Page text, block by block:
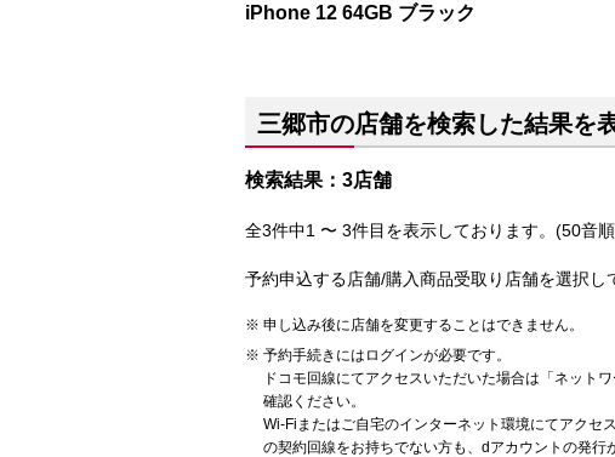
iPhone 12 64GB ブラック
三郷市の店舗を検索した結果を
検索結果：3店舗
全3件中1 〜 3件目を表示しております。(50音
予約申込する店舗/購入商品受取り店舗を選択し
申し込み後に店舗を変更することはできません。
予約手続きにはログインが必要です。
ドコモ回線にてアクセスいただいた場合は「ネット
確認ください。
Wi-Fiまたはご自宅のインターネット環境にてアクセ
の契約回線をお持ちでない方も、dアカウントの発行